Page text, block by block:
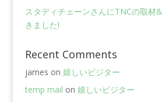
スタディチェーンさんにTNCの取材
きました!
Recent Comments
james on 嬉しいビジター
temp mail on 嬉しいビジター